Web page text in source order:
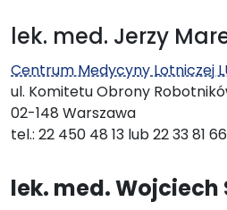
lek. med. Jerzy
Centrum Medycyny Lotniczej
ul. Komitetu Obrony
02-148 Warszawa
tel.: 22 450 48 13 lub 22 33 81
lek. med. Wojciech